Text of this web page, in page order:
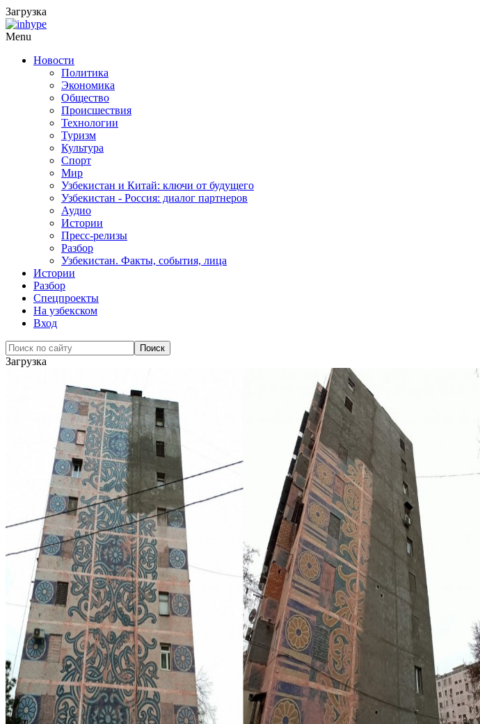
Загрузка
Menu
Новости
Политика
Экономика
Общество
Происшествия
Технологии
Туризм
Культура
Спорт
Мир
Узбекистан и Китай: ключи от будущего
Узбекистан - Россия: диалог партнеров
Аудио
Истории
Пресс-релизы
Разбор
Узбекистан. Факты, события, лица
Истории
Разбор
Спецпроекты
На узбекском
Вход
Загрузка